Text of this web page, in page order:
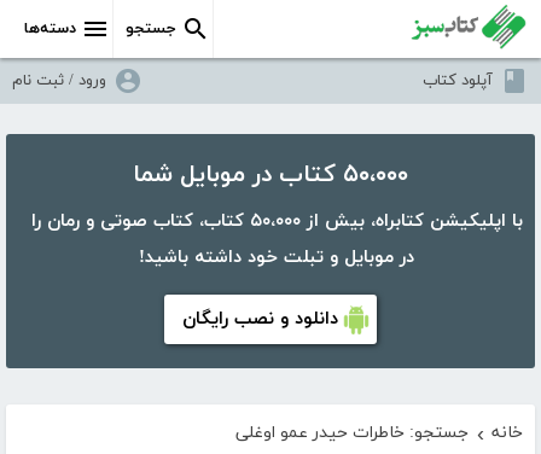
دسته‌ها جستجو
آپلود کتاب ورود / ثبت نام
۵۰،۰۰۰ کتاب در موبایل شما
با اپلیکیشن کتابراه، بیش از ۵۰،۰۰۰ کتاب، کتاب صوتی و رمان را
در موبایل و تبلت خود داشته باشید!
دانلود و نصب رایگان
خانه › جستجو: خاطرات حیدر عمو اوغلی